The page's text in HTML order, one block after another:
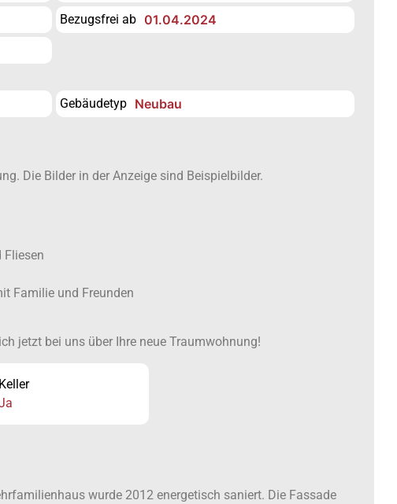
Bezugsfrei ab 01.04.2024
Gebäudetyp Neubau
Die Bilder in der Anzeige sind Beispielbilder.
Fliesen
Familie und Freunden
jetzt bei uns über Ihre neue Traumwohnung!
Keller
wurde 2012 energetisch saniert. Die Fassade